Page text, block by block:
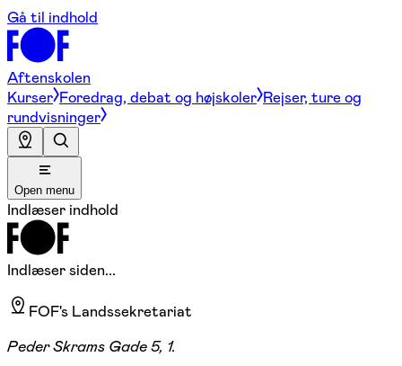
Gå til indhold
Aftenskolen
Kurser Foredrag, debat og højskoler Rejser, ture og
rundvisninger
Open menu
Indlæser indhold
Indlæser siden...
FOF's Landssekretariat
Peder Skrams Gade 5, 1.